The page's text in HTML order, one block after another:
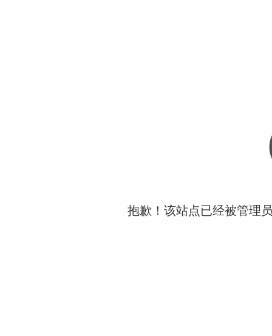
抱歉！该站点已经被管理